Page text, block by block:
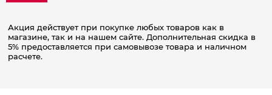
Акция действует при покупке любых товаров как в
магазине, так и на нашем сайте. Дополнительная скидка в
5% предоставляется при самовывозе товара и наличном
расчете.